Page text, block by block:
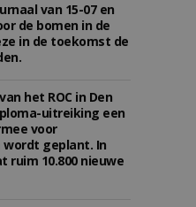
van 15-07 en
de bomen in de
in de toekomst de
het ROC in Den
uitreiking een
voor
wordt geplant. In
ruim 10.800 nieuwe